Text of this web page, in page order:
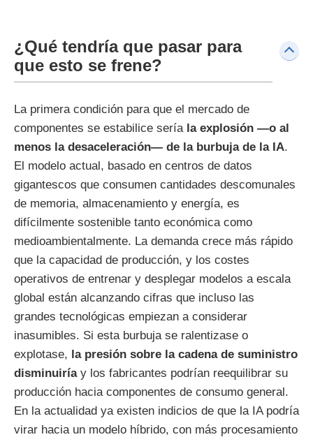
¿Qué tendría que pasar para
que esto se frene?
La primera condición para que el mercado de
componentes se estabilice sería la explosión —o al
menos la desaceleración— de la burbuja de la IA.
El modelo actual, basado en centros de datos
gigantescos que consumen cantidades descomunales
de memoria, almacenamiento y energía, es
difícilmente sostenible tanto económica como
medioambientalmente. La demanda crece más rápido
que la capacidad de producción, y los costes
operativos de entrenar y desplegar modelos a escala
global están alcanzando cifras que incluso las
grandes tecnológicas empiezan a considerar
inasumibles. Si esta burbuja se ralentizase o
explotase, la presión sobre la cadena de suministro
disminuiríay los fabricantes podrían reequilibrar su
producción hacia componentes de consumo general.
En la actualidad ya existen indicios de que la IA podría
virar hacia un modelo híbrido, con más procesamiento